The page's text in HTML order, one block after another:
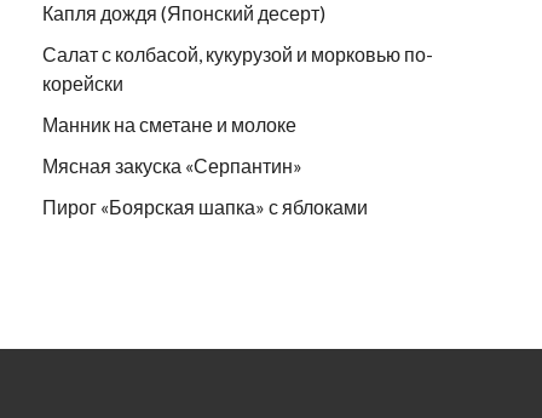
Капля дождя (Японский десерт)
Салат с колбасой, кукурузой и морковью по-
корейски
Манник на сметане и молоке
Мясная закуска «Серпантин»
Пирог «Боярская шапка» с яблоками